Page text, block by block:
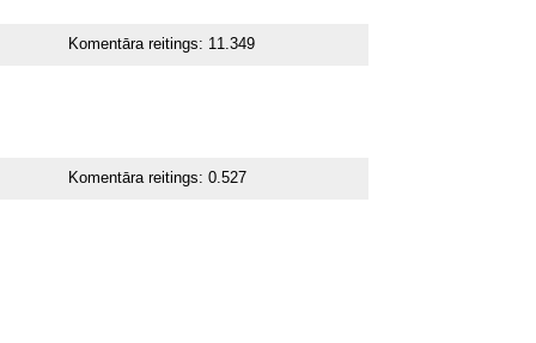
Komentāra reitings: 11.349
Komentāra reitings:0.527